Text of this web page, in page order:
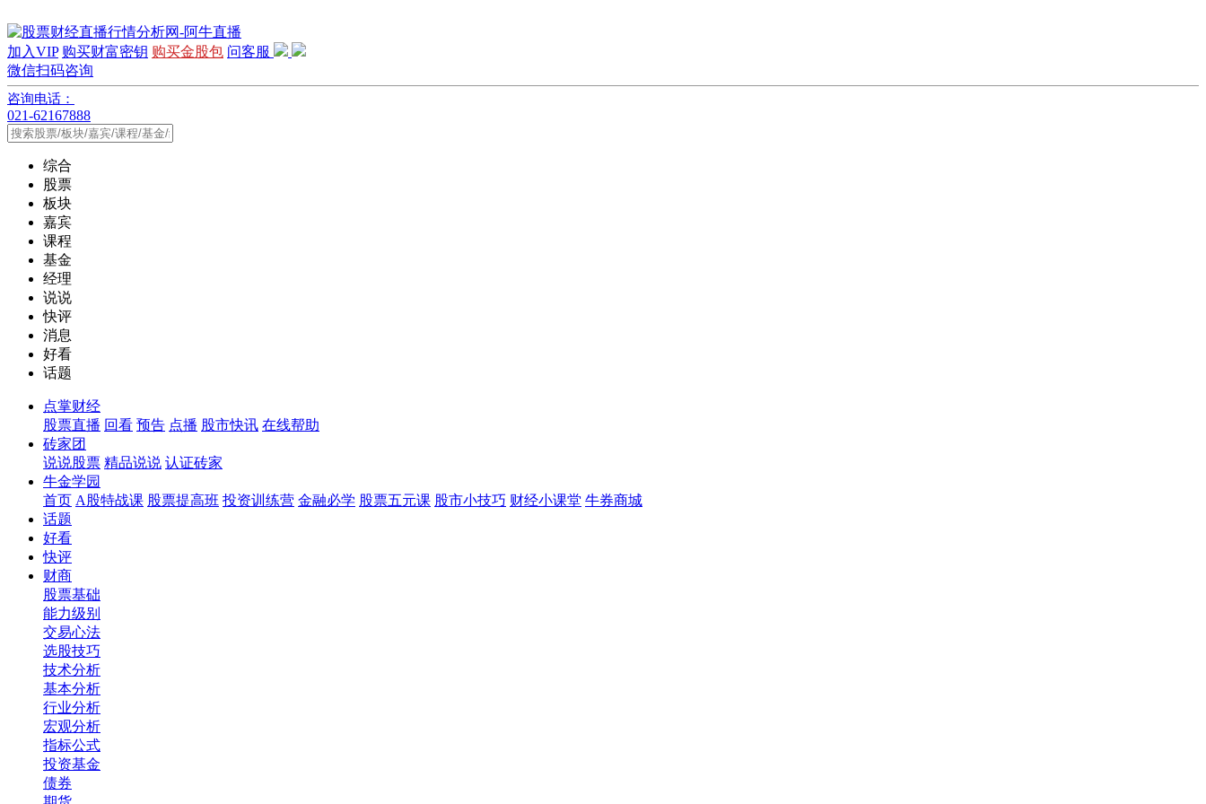
加入VIP 购买财富密钥 购买金股包 问客服
微信扫码咨询
咨询电话：
021-62167888
综合
股票
板块
嘉宾
课程
基金
经理
说说
快评
消息
好看
话题
点掌财经
股票直播 回看 预告 点播 股市快讯 在线帮助
砖家团
说说股票 精品说说 认证砖家
牛金学园
首页 A股特战课 股票提高班 投资训练营 金融必学 股票五元课 股市小技巧 财经小课堂 牛券商城
话题
好看
快评
财商
股票基础
能力级别
交易心法
选股技巧
技术分析
基本分析
行业分析
宏观分析
指标公式
投资基金
债券